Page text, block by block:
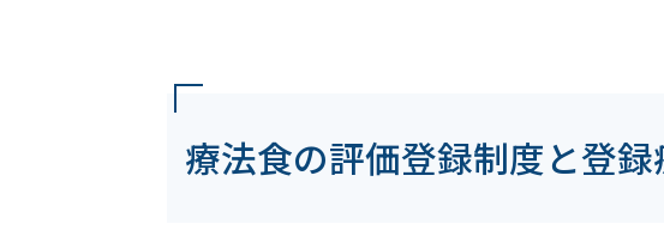
療法食の評価登録制度と登